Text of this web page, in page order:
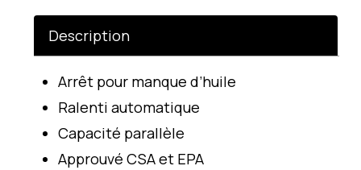
Description
Arrêt pour manque d’huile
Ralenti automatique
Capacité parallèle
Approuvé CSA et EPA